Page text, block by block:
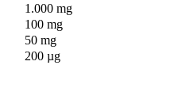
1.000 mg
100 mg
50 mg
200 µg